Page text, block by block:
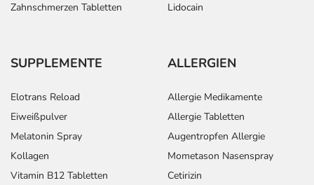
Zahnschmerzen Tabletten Lidocain
SUPPLEMENTE
Elotrans Reload
Eiweißpulver
Melatonin Spray
Kollagen
Vitamin B12 Tabletten
ALLERGIEN
Allergie Medikamente
Allergie Tabletten
Augentropfen Allergie
Mometason Nasenspray
Cetirizin